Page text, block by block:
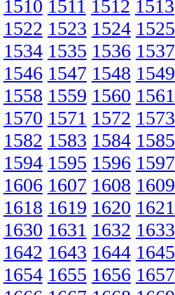
1510 1511 1512 1513
1522 1523 1524 1525
1534 1535 1536 1537
1546 1547 1548 1549
1558 1559 1560 1561
1570 1571 1572 1573
1582 1583 1584 1585
1594 1595 1596 1597
1606 1607 1608 1609
1618 1619 1620 1621
1630 1631 1632 1633
1642 1643 1644 1645
1654 1655 1656 1657